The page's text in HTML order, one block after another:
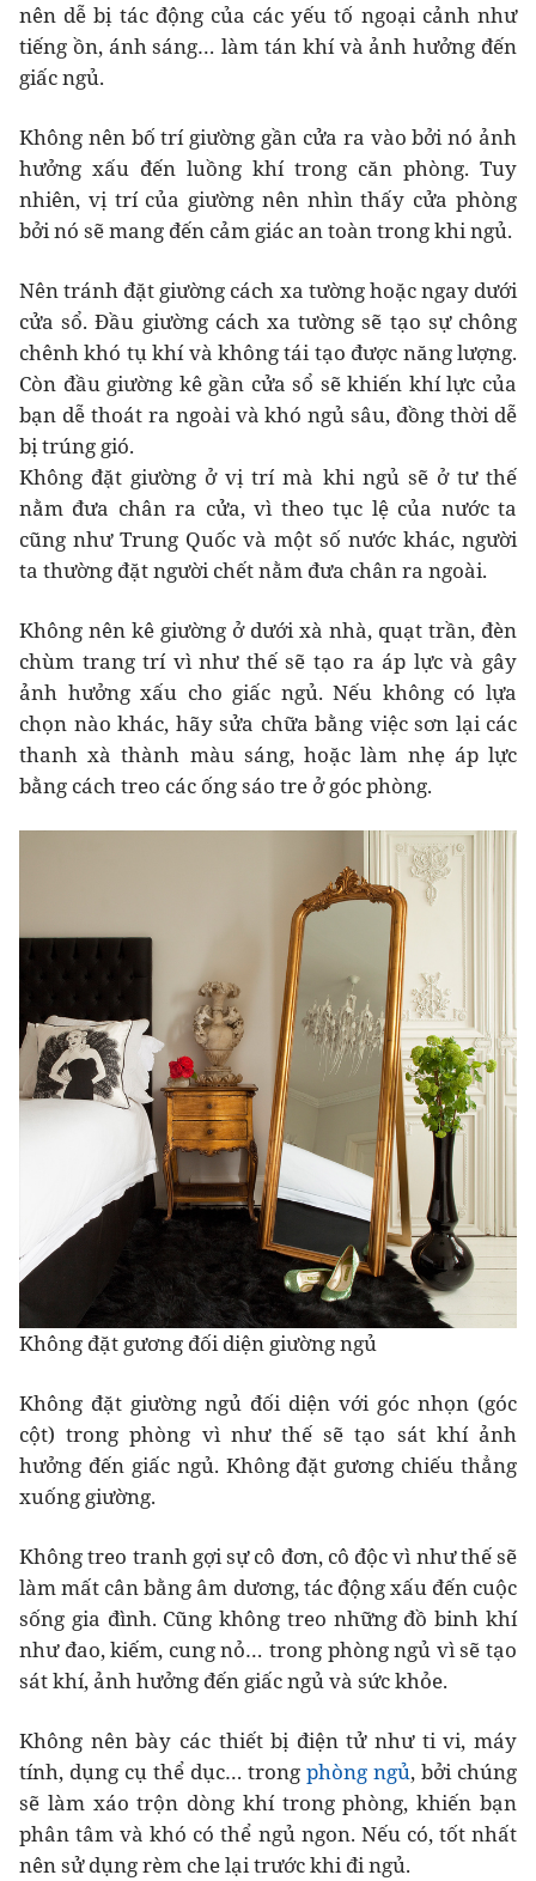
nên dễ bị tác động của các yếu tố ngoại cảnh như
tiếng ồn, ánh sáng… làm tán khí và ảnh hưởng đến
giấc ngủ.
Không nên bố trí giường gần cửa ra vào bởi nó ảnh
hưởng xấu đến luồng khí trong căn phòng. Tuy
nhiên, vị trí của giường nên nhìn thấy cửa phòng
bởi nó sẽ mang đến cảm giác an toàn trong khi ngủ.
Nên tránh đặt giường cách xa tường hoặc ngay dưới
cửa sổ. Đầu giường cách xa tường sẽ tạo sự chông
chênh khó tụ khí và không tái tạo được năng lượng.
Còn đầu giường kê gần cửa sổ sẽ khiến khí lực của
bạn dễ thoát ra ngoài và khó ngủ sâu, đồng thời dễ
bị trúng gió.
Không đặt giường ở vị trí mà khi ngủ sẽ ở tư thế
nằm đưa chân ra cửa, vì theo tục lệ của nước ta
cũng như Trung Quốc và một số nước khác, người
ta thường đặt người chết nằm đưa chân ra ngoài.
Không nên kê giường ở dưới xà nhà, quạt trần, đèn
chùm trang trí vì như thế sẽ tạo ra áp lực và gây
ảnh hưởng xấu cho giấc ngủ. Nếu không có lựa
chọn nào khác, hãy sửa chữa bằng việc sơn lại các
thanh xà thành màu sáng, hoặc làm nhẹ áp lực
bằng cách treo các ống sáo tre ở góc phòng.
Không đặt gương đối diện giường ngủ
Không đặt giường ngủ đối diện với góc nhọn (góc
cột) trong phòng vì như thế sẽ tạo sát khí ảnh
hưởng đến giấc ngủ. Không đặt gương chiếu thẳng
xuống giường.
Không treo tranh gợi sự cô đơn, cô độc vì như thế sẽ
làm mất cân bằng âm dương, tác động xấu đến cuộc
sống gia đình. Cũng không treo những đồ binh khí
như đao, kiếm, cung nỏ… trong phòng ngủ vì sẽ tạo
sát khí, ảnh hưởng đến giấc ngủ và sức khỏe.
Không nên bày các thiết bị điện tử như ti vi, máy
tính, dụng cụ thể dục… trongphòng ngủ, bởi chúng
sẽ làm xáo trộn dòng khí trong phòng, khiến bạn
phân tâm và khó có thể ngủ ngon. Nếu có, tốt nhất
nên sử dụng rèm che lại trước khi đi ngủ.